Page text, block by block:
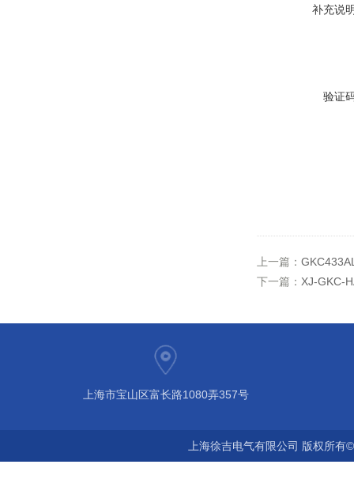
补充说
验证
上一篇：
下一篇： XJ-GKC-
上海市宝山区富长路1080弄357号
上海徐吉电气有限公司 版权所